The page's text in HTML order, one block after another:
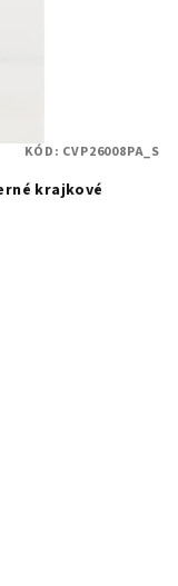
krajkové
KÓD: CVP26008PA_S